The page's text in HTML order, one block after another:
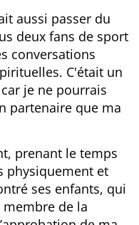
aussi passer du
deux fans de sport
conversations
C'était un
je ne pourrais
partenaire que ma
prenant le temps
physiquement et
ses enfants, qui
de la